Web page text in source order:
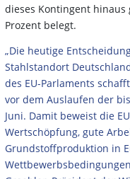
dieses Kontingent hinaus
Prozent belegt.
„Die heutige
Stahlstandort
des EU-Parlaments
vor dem Auslaufen der
Juni. Damit beweist die
Wertschöpfung, gute
Grundstoffproduktion in